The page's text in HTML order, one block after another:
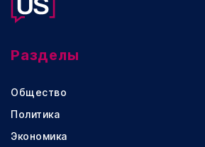
Разделы
Общество
Политика
Экономика